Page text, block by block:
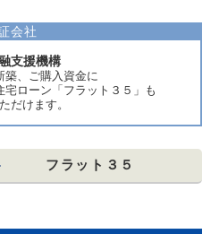
会社
支援機構
築、ご購入資金に
ローン「フラット３５」も
だけます。
フラット３５